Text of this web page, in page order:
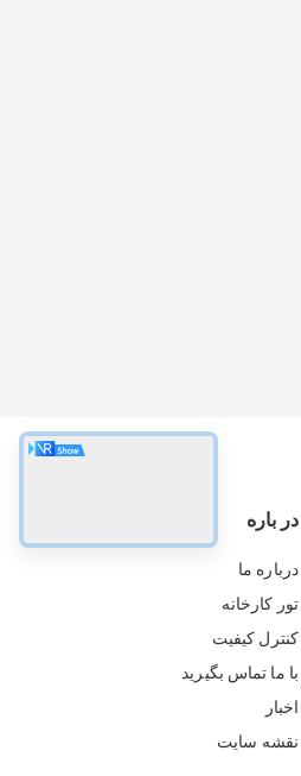
در باره
درباره ما
تور کارخانه
کنترل کیفیت
با ما تماس بگیرید
اخبار
نقشه سایت